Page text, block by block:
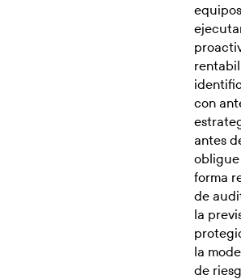
con
antes
forma
de
la
la
de